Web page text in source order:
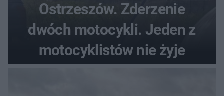
Ostrzeszów. Zderzenie
dwóch motocykli. Jeden z
motocyklistów nie żyje